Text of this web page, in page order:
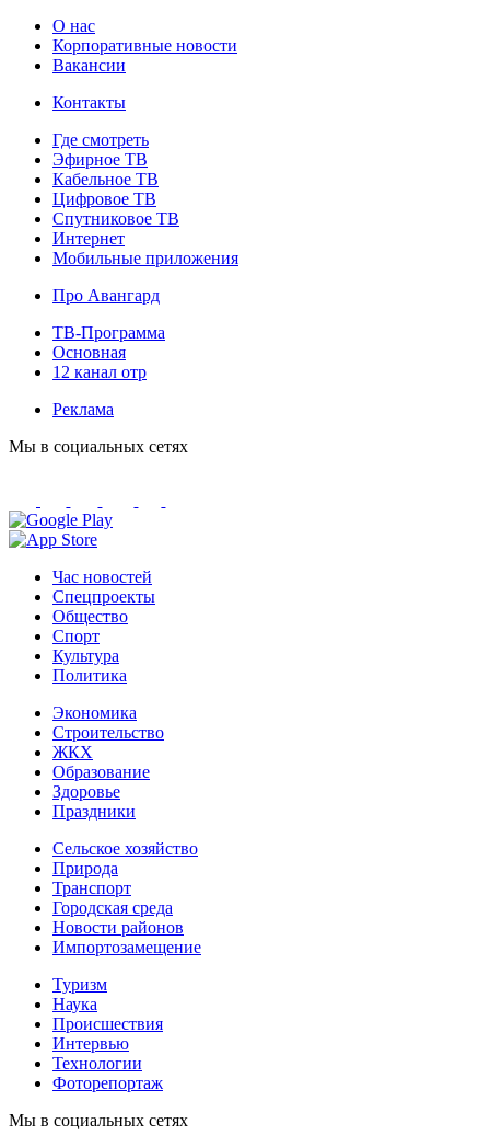
О нас
Корпоративные новости
Вакансии
Контакты
Где смотреть
Эфирное ТВ
Кабельное ТВ
Цифровое ТВ
Спутниковое ТВ
Интернет
Мобильные приложения
Про Авангард
ТВ-Программа
Основная
12 канал отр
Реклама
Мы в социальных сетях
Час новостей
Спецпроекты
Общество
Спорт
Культура
Политика
Экономика
Строительство
ЖКХ
Образование
Здоровье
Праздники
Сельское хозяйство
Природа
Транспорт
Городская среда
Новости районов
Импортозамещение
Туризм
Наука
Происшествия
Интервью
Технологии
Фоторепортаж
Мы в социальных сетях